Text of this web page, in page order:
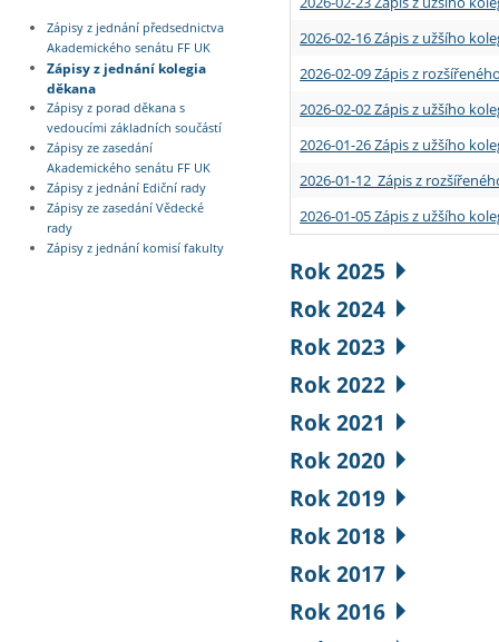
Zápisy z jednání předsednictva
Akademického senátu FF UK
Zápisy z jednání kolegia
děkana
Zápisy z porad děkana s
vedoucími základních součástí
Zápisy ze zasedání
Akademického senátu FF UK
Zápisy z jednání Ediční rady
Zápisy ze zasedání Vědecké
rady
Zápisy z jednání komisí fakulty
2026-02-16 Zápis z užšího
2026-02-09 Zápis z
2026-02-02 Zápis z užšího
2026-01-26 Zápis z užšího
2026-01-12 Zápis z
2026-01-05 Zápis z užšího
Rok 2025
Rok 2024
Rok 2023
Rok 2022
Rok 2021
Rok 2020
Rok 2019
Rok 2018
Rok 2017
Rok 2016